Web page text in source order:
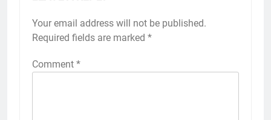
Your email address will not be published.
Required fields are marked *
Comment *